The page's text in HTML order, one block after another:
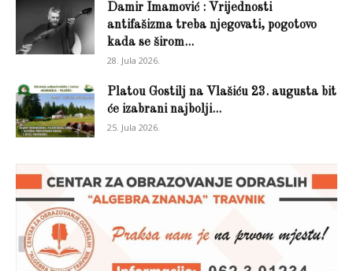
Damir Imamović : Vrijednosti
antifašizma treba njegovati, pogotovo
kada se širom...
28. Jula 2026.
Platou Gostilj na Vlašiću 23. augusta bit
će izabrani najbolji...
25. Jula 2026.